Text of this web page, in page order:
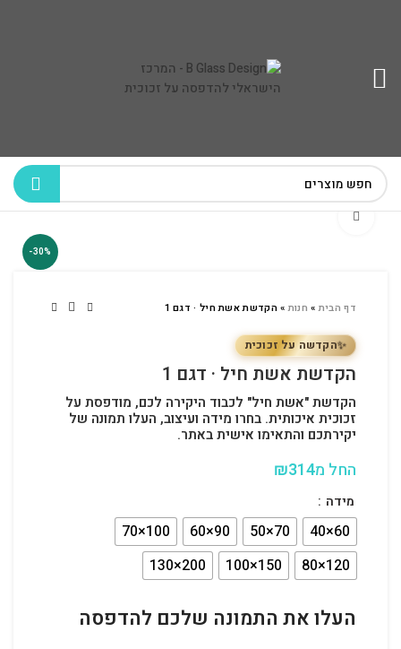
-30%
לחץ להגדלה
דף הבית» חנות»הקדשת אשת חיל · דגם 1
✨הקדשה על זכוכית
הקדשת אשת חיל · דגם 1
הקדשת "אשת חיל" לכבוד היקירה לכם, מודפסת על
זכוכית איכותית. בחרו מידה ועיצוב, העלו תמונה של
יקירתכם והתאימו אישית באתר.
החל מ ₪314
מידה
העלו את התמונה שלכם להדפסה